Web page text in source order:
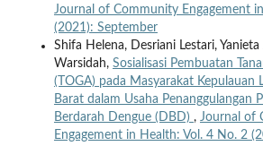
Journal of Community Engagement
(2021): September
Shifa Helena, Desriani Lestari,
Warsidah, Sosialisasi Pembuatan
(TOGA) pada Masyarakat Kepulauan
Barat dalam Usaha Penanggulangan
Berdarah Dengue (DBD) , Journal of
Engagement in Health: Vol. 4 No. 2